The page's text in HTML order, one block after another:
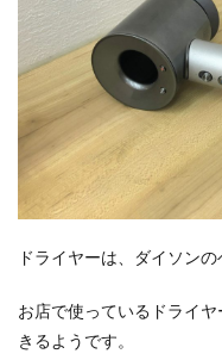
ドライヤーは、ダイソンの
お店で使っているドライ
きるようです。